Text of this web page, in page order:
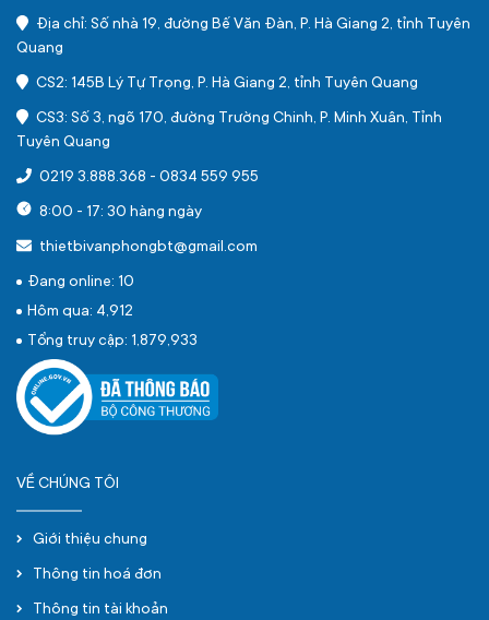
Địa chỉ: Số nhà 19, đường Bế Văn Đàn, P. Hà Giang 2, tỉnh Tuyên
Quang
CS2: 145B Lý Tự Trọng, P. Hà Giang 2, tỉnh Tuyên Quang
CS3: Số 3, ngõ 170, đường Trường Chinh, P. Minh Xuân, Tỉnh
Tuyên Quang
0219 3.888.368 - 0834 559 955
8:00 - 17: 30 hàng ngày
thietbivanphongbt@gmail.com
Đang online: 10
Hôm qua: 4,912
Tổng truy cập: 1,879,933
VỀ CHÚNG TÔI
Giới thiệu chung
Thông tin hoá đơn
Thông tin tài khoản